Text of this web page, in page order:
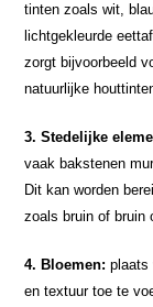
tinten zoals wit,
lichtgekleurde
zorgt bijvoorbeeld
natuurlijke
3. Stedelijke
vaak bakstenen
Dit kan worden
zoals bruin of bruin
4. Bloemen: plaats
en textuur toe te